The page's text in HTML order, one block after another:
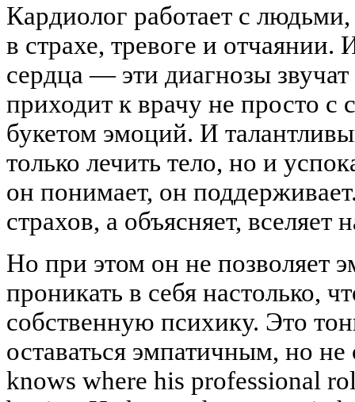
Кардиолог работает с
в страхе, тревоге и
сердца — эти диагнозы
приходит к врачу не просто
букетом эмоций. И
только лечить тело, но и
он понимает, он
страхов, а объясняет, вселяет
Но при этом он не позволяет
проникать в себя настолько,
собственную психику. Это
оставаться эмпатичным, но не
knows where his professional